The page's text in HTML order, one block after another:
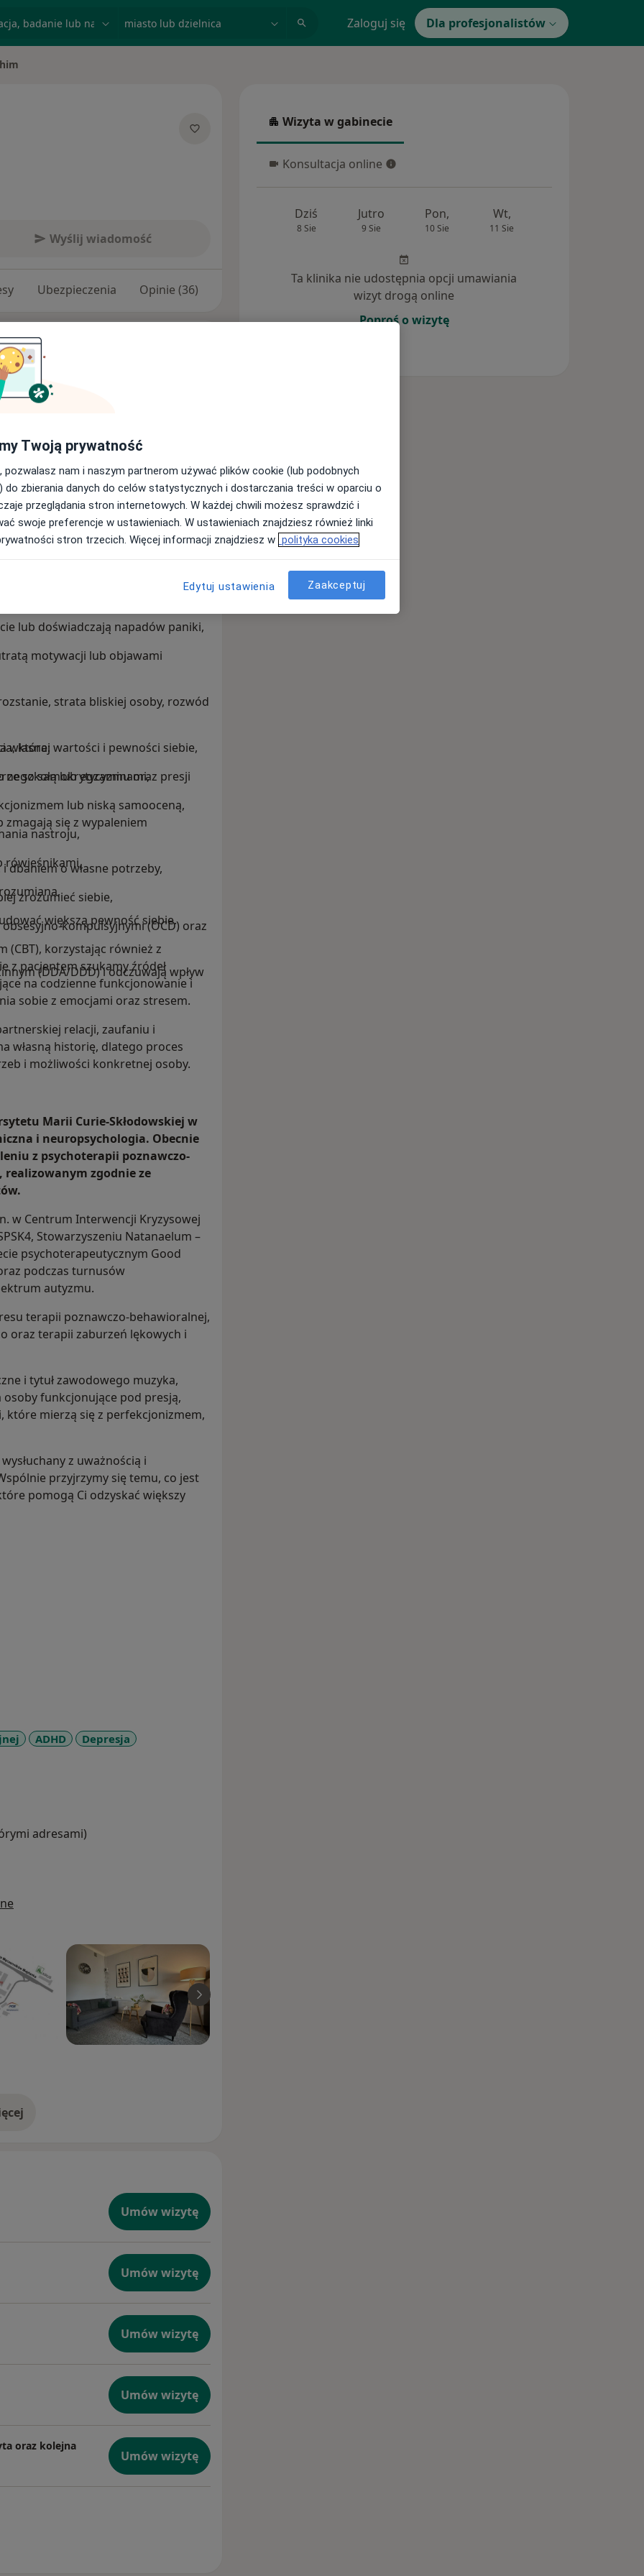
Zaloguj się Dla profesjonalistów
Wyślij wiadomość
Ubezpieczenia Opinie (36)
lękowymi, przewlekłym
doświadczeniami z
DDD. Pomagam również tym,
paniki, niskiej samooceny,
wyzwania zaczynają ich
że jest Ci trudno, nie musisz mierzyć
w której możesz otwarcie mówić
we własnym tempie.
Ci lepiej zrozumieć siebie,
życia.
lub doświadczają napadów paniki,
motywacji lub objawami
strata bliskiej osoby, rozwód
wartości i pewności siebie,
samokrytycyzmu oraz presji
się z wypaleniem
dbaniem o własne potrzeby,
zrozumieć siebie,
kompulsyjnymi (OCD) oraz
(DDA/DDD) i odczuwają wpływ
która:
szkołą lub egzaminami,
lub niską samooceną,
nastroju,
rówieśnikami,
większą pewność siebie.
(CBT), korzystając również z
z pacjentem szukamy źródeł
na codzienne funkcjonowanie i
sobie z emocjami oraz stresem.
relacji, zaufaniu i
własną historię, dlatego proces
i możliwości konkretnej osoby.
Marii Curie-Skłodowskiej w
i neuropsychologia. Obecnie
z psychoterapii poznawczo-
zgodnie ze
w Centrum Interwencji Kryzysowej
Stowarzyszeniu Natanaelum –
psychoterapeutycznym Good
podczas turnusów
autyzmu.
terapii poznawczo-behawioralnej,
oraz terapii zaburzeń lękowych i
i tytuł zawodowego muzyka,
funkcjonujące pod presją,
mierzą się z perfekcjonizmem,
z uważnością i
przyjrzymy się temu, co jest
pomogą Ci odzyskać większy
ADHD
Depresja
adresami)
Umów wizytę
Umów wizytę
Umów wizytę
Umów wizytę
oraz kolejna
Umów wizytę
Wizyta w gabinecie
Wizyta w gabinecie
Konsultacja online
Konsultacja online
Dziś
8 Sie
Jutro
9 Sie
Pon,
10 Sie
Wt,
11 Sie
Ta klinika nie udostępnia opcji umawiania
wizyt drogą online
Poproś o wizytę
Twoją prywatność
pozwalasz nam i naszym partnerom używać plików cookie (lub podobnych
do zbierania danych do celów statystycznych i dostarczania treści w oparciu o
przeglądania stron internetowych. W każdej chwili możesz sprawdzić i
swoje preferencje w ustawieniach. W ustawieniach znajdziesz również linki
stron trzecich. Więcej informacji znajdziesz w polityka cookies
Edytuj ustawienia Zaakceptuj